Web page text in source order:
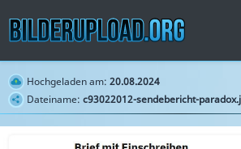
Hochgeladen am:20.08.2024
Dateiname:c93022012-sendebericht-